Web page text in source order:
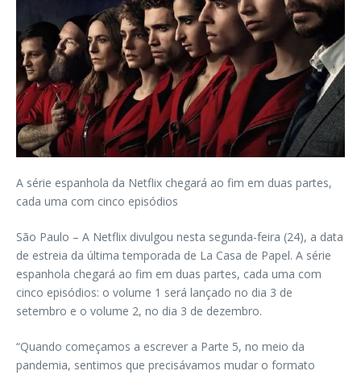
A série espanhola da Netflix chegará ao fim em duas partes,
cada uma com cinco episódios
São Paulo – A Netflix divulgou nesta segunda-feira (24), a data
de estreia da última temporada de La Casa de Papel. A série
espanhola chegará ao fim em duas partes, cada uma com
cinco episódios: o volume 1 será lançado no dia 3 de
setembro e o volume 2, no dia 3 de dezembro.
“Quando começamos a escrever a Parte 5, no meio da
pandemia, sentimos que precisávamos mudar o formato